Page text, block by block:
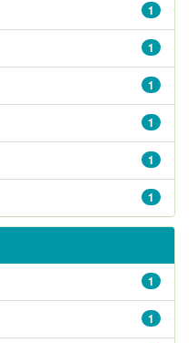
1
1
1
1
1
1
1
1